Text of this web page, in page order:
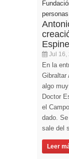
Jul 16,
En la
Gibraltar
algo
Doctor
el
dado.
sale del
Leer